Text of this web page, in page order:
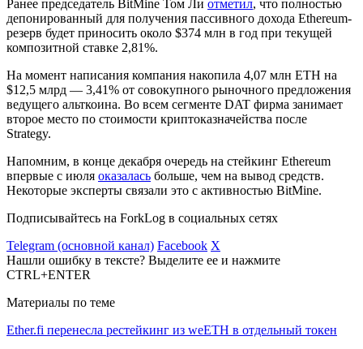
Ранее председатель BitMine Том Ли отметил, что полностью
депонированный для получения пассивного дохода Ethereum-
резерв будет приносить около $374 млн в год при текущей
композитной ставке 2,81%.
На момент написания компания накопила 4,07 млн ETH на
$12,5 млрд — 3,41% от совокупного рыночного предложения
ведущего альткоина. Во всем сегменте DAT фирма занимает
второе место по стоимости криптоказначейства после
Strategy.
Напомним, в конце декабря очередь на стейкинг Ethereum
впервые с июля оказалась больше, чем на вывод средств.
Некоторые эксперты связали это с активностью BitMine.
Подписывайтесь на ForkLog в социальных сетях
Telegram (основной канал) Facebook X
Нашли ошибку в тексте? Выделите ее и нажмите
CTRL+ENTER
Материалы по теме
Ether.fi перенесла рестейкинг из weETH в отдельный токен